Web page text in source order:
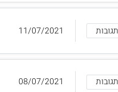
11/07/2021
08/07/2021